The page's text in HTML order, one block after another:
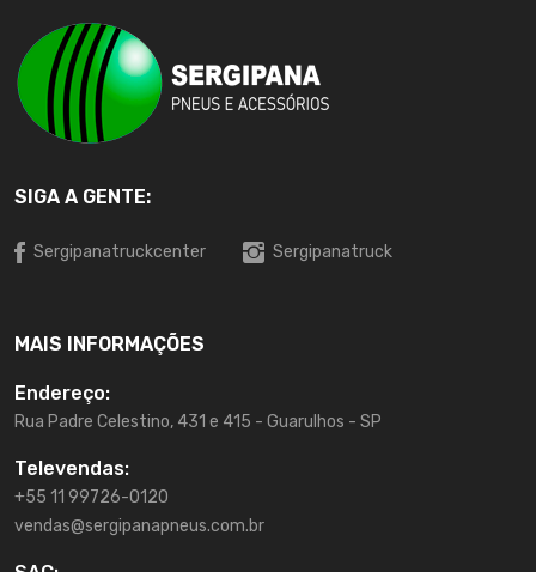
SIGA A GENTE:
Sergipanatruckcenter Sergipanatruck
MAIS INFORMAÇÕES
Endereço:
Rua Padre Celestino, 431 e 415 - Guarulhos - SP
Televendas:
+55 11 99726-0120
vendas@sergipanapneus.com.br